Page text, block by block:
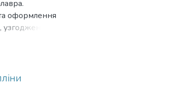
оформлення
iз